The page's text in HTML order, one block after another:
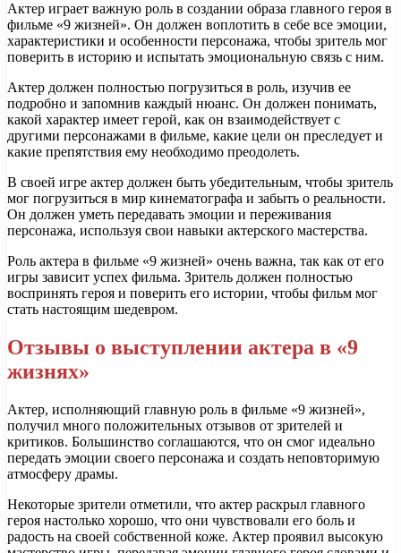
Актер играет важную роль в создании образа главного героя в
фильме «9 жизней». Он должен воплотить в себе все эмоции,
характеристики и особенности персонажа, чтобы зритель мог
поверить в историю и испытать эмоциональную связь с ним.
Актер должен полностью погрузиться в роль, изучив ее
подробно и запомнив каждый нюанс. Он должен понимать,
какой характер имеет герой, как он взаимодействует с
другими персонажами в фильме, какие цели он преследует и
какие препятствия ему необходимо преодолеть.
В своей игре актер должен быть убедительным, чтобы зритель
мог погрузиться в мир кинематографа и забыть о реальности.
Он должен уметь передавать эмоции и переживания
персонажа, используя свои навыки актерского мастерства.
Роль актера в фильме «9 жизней» очень важна, так как от его
игры зависит успех фильма. Зритель должен полностью
воспринять героя и поверить его истории, чтобы фильм мог
стать настоящим шедевром.
Отзывы о выступлении актера в «9
жизнях»
Актер, исполняющий главную роль в фильме «9 жизней»,
получил много положительных отзывов от зрителей и
критиков. Большинство соглашаются, что он смог идеально
передать эмоции своего персонажа и создать неповторимую
атмосферу драмы.
Некоторые зрители отметили, что актер раскрыл главного
героя настолько хорошо, что они чувствовали его боль и
радость на своей собственной коже. Актер проявил высокую